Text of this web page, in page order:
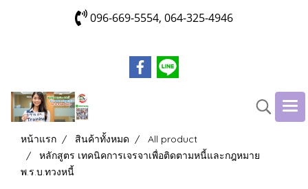
096-669-5554, 064-325-4946
หน้าแรก สินค้าทั้งหมด
All product
หลักสูตร เทคนิคการเจรจาเพื่อติดตามหนี้และกฎหมาย
พ.ร.บ.ทวงหนี้